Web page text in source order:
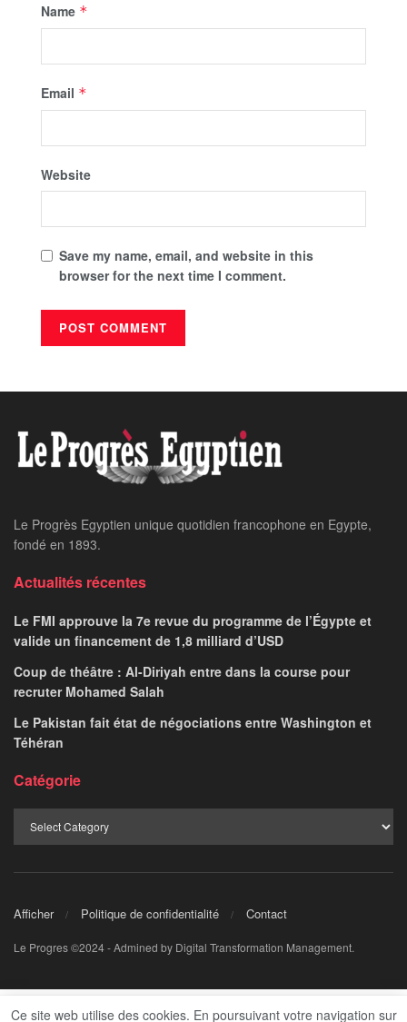
Name *
Email *
Website
Save my name, email, and website in this
browser for the next time I comment.
Le Progrès Egyptien unique quotidien francophone en Egypte,
fondé en 1893.
Actualités récentes
Le FMI approuve la 7e revue du programme de l’Égypte et
valide un financement de 1,8 milliard d’USD
Coup de théâtre : Al-Diriyah entre dans la course pour
recruter Mohamed Salah
Le Pakistan fait état de négociations entre Washington et
Téhéran
Catégorie
Afficher Politique de confidentialité Contact
Le Progres ©2024 - Admined by Digital Transformation Management.
Ce site web utilise des cookies. En poursuivant votre navigation sur